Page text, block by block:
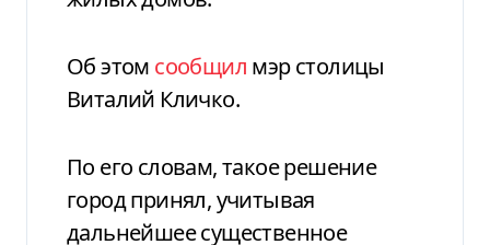
Об этом сообщил мэр столицы
Виталий Кличко.
По его словам, такое решение
город принял, учитывая
дальнейшее существенное